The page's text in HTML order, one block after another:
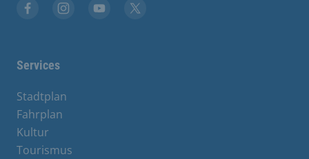
Services
Stadtplan
Fahrplan
Kultur
Tourismus